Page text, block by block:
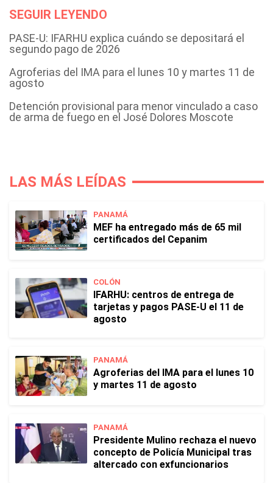
SEGUIR LEYENDO
PASE-U: IFARHU explica cuándo se depositará el
segundo pago de 2026
Agroferias del IMA para el lunes 10 y martes 11 de
agosto
Detención provisional para menor vinculado a caso
de arma de fuego en el José Dolores Moscote
LAS MÁS LEÍDAS
PANAMÁ
MEF ha entregado más de 65 mil
certificados del Cepanim
COLÓN
IFARHU: centros de entrega de
tarjetas y pagos PASE-U el 11 de
agosto
PANAMÁ
Agroferias del IMA para el lunes 10
y martes 11 de agosto
PANAMÁ
Presidente Mulino rechaza el nuevo
concepto de Policía Municipal tras
altercado con exfuncionarios